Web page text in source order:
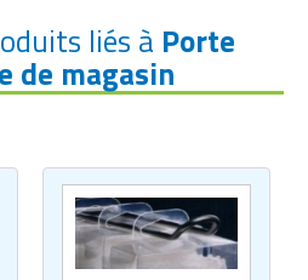
liés à Porte
de magasin